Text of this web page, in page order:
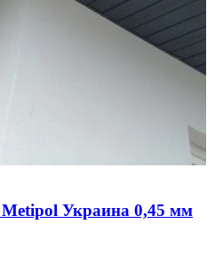
Украина 0,45 мм